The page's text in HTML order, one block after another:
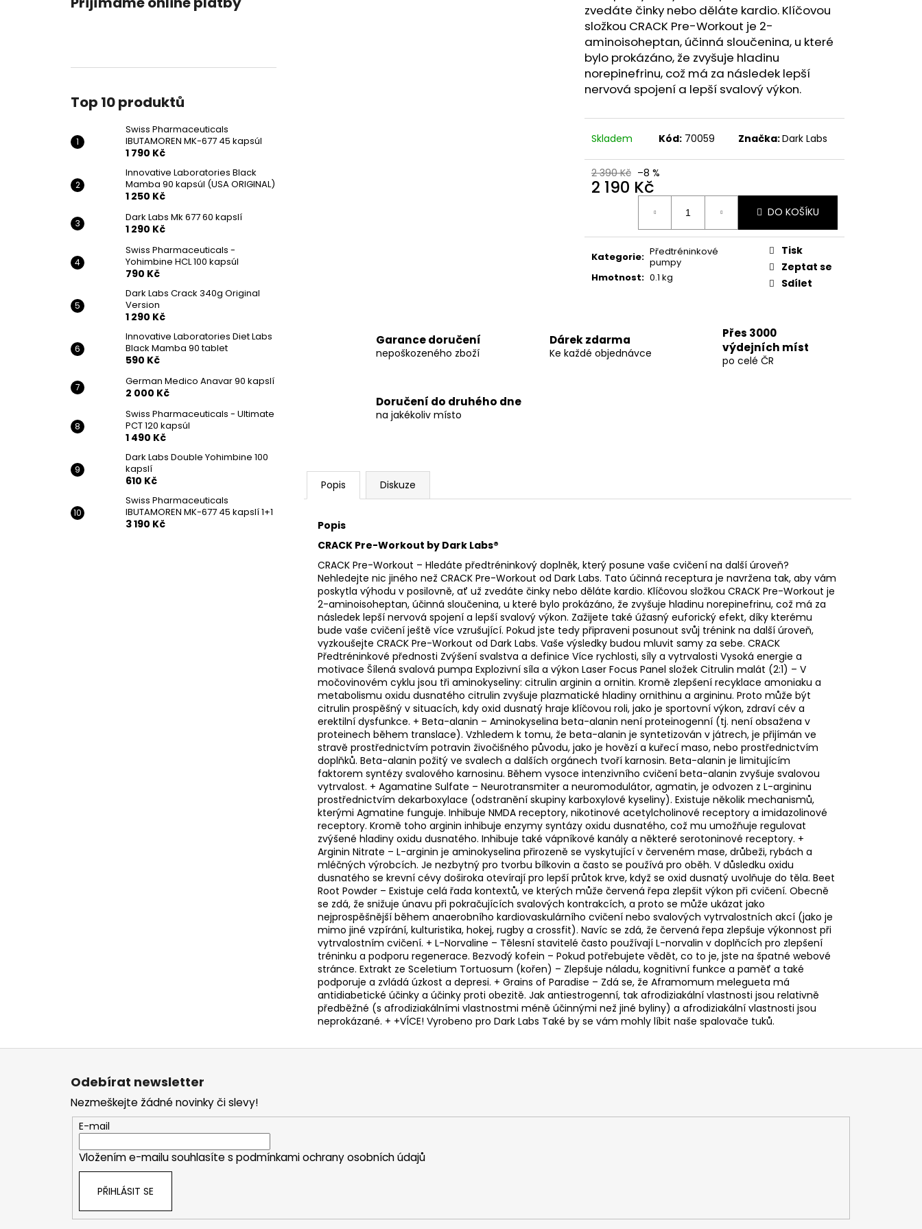
Top 10 produktů
Swiss Pharmaceuticals
IBUTAMOREN MK-677 45 kapsúl
1 790 Kč
Innovative Laboratories Black
Mamba 90 kapsúl (USA ORIGINAL)
1 250 Kč
Dark Labs Mk 677 60 kapslí
1 290 Kč
Swiss Pharmaceuticals -
Yohimbine HCL 100 kapsúl
790 Kč
Dark Labs Crack 340g Original
Version
1 290 Kč
Innovative Laboratories Diet Labs
Black Mamba 90 tablet
590 Kč
German Medico Anavar 90 kapslí
2 000 Kč
Swiss Pharmaceuticals - Ultimate
PCT 120 kapsúl
1 490 Kč
Dark Labs Double Yohimbine 100
kapslí
610 Kč
Swiss Pharmaceuticals
IBUTAMOREN MK-677 45 kapslí 1+1
3 190 Kč
zvedáte činky nebo děláte kardio. Klíčovou
složkou CRACK Pre-Workout je 2-
aminoisoheptan, účinná sloučenina, u které
bylo prokázáno, že zvyšuje hladinu
norepinefrinu, což má za následek lepší
nervová spojení a lepší svalový výkon.
Skladem Kód: 70059 Značka:Dark Labs
2 390 Kč –8 %
2 190 Kč
DO KOŠÍKU
Kategorie: Předtréninkové
pumpy
Hmotnost: 0.1 kg
Tisk
Zeptat se
Sdílet
Garance doručení
nepoškozeného zboží
Dárek zdarma
Ke každé objednávce
Přes 3000
výdejních míst
po celé ČR
Doručení do druhého dne
na jakékoliv místo
Popis Diskuze
Popis
CRACK Pre-Workout by Dark Labs®
CRACK Pre-Workout – Hledáte předtréninkový doplněk, který posune vaše cvičení na další úroveň?
Nehledejte nic jiného než CRACK Pre-Workout od Dark Labs. Tato účinná receptura je navržena tak, aby vám
poskytla výhodu v posilovně, ať už zvedáte činky nebo děláte kardio. Klíčovou složkou CRACK Pre-Workout je
2-aminoisoheptan, účinná sloučenina, u které bylo prokázáno, že zvyšuje hladinu norepinefrinu, což má za
následek lepší nervová spojení a lepší svalový výkon. Zažijete také úžasný euforický efekt, díky kterému
bude vaše cvičení ještě více vzrušující. Pokud jste tedy připraveni posunout svůj trénink na další úroveň,
vyzkoušejte CRACK Pre-Workout od Dark Labs. Vaše výsledky budou mluvit samy za sebe. CRACK
Předtréninkové přednosti Zvýšení svalstva a definice Více rychlosti, síly a vytrvalosti Vysoká energie a
motivace Šílená svalová pumpa Explozivní síla a výkon Laser Focus Panel složek Citrulin malát (2:1) – V
močovinovém cyklu jsou tři aminokyseliny: citrulin arginin a ornitin. Kromě zlepšení recyklace amoniaku a
metabolismu oxidu dusnatého citrulin zvyšuje plazmatické hladiny ornithinu a argininu. Proto může být
citrulin prospěšný v situacích, kdy oxid dusnatý hraje klíčovou roli, jako je sportovní výkon, zdraví cév a
erektilní dysfunkce. + Beta-alanin – Aminokyselina beta-alanin není proteinogenní (tj. není obsažena v
proteinech během translace). Vzhledem k tomu, že beta-alanin je syntetizován v játrech, je přijímán ve
stravě prostřednictvím potravin živočišného původu, jako je hovězí a kuřecí maso, nebo prostřednictvím
doplňků. Beta-alanin požitý ve svalech a dalších orgánech tvoří karnosin. Beta-alanin je limitujícím
faktorem syntézy svalového karnosinu. Během vysoce intenzivního cvičení beta-alanin zvyšuje svalovou
vytrvalost. + Agamatine Sulfate – Neurotransmiter a neuromodulátor, agmatin, je odvozen z L-argininu
prostřednictvím dekarboxylace (odstranění skupiny karboxylové kyseliny). Existuje několik mechanismů,
kterými Agmatine funguje. Inhibuje NMDA receptory, nikotinové acetylcholinové receptory a imidazolinové
receptory. Kromě toho arginin inhibuje enzymy syntázy oxidu dusnatého, což mu umožňuje regulovat
zvýšené hladiny oxidu dusnatého. Inhibuje také vápníkové kanály a některé serotoninové receptory. +
Arginin Nitrate – L-arginin je aminokyselina přirozeně se vyskytující v červeném mase, drůbeži, rybách a
mléčných výrobcích. Je nezbytný pro tvorbu bílkovin a často se používá pro oběh. V důsledku oxidu
dusnatého se krevní cévy doširoka otevírají pro lepší průtok krve, když se oxid dusnatý uvolňuje do těla. Beet
Root Powder – Existuje celá řada kontextů, ve kterých může červená řepa zlepšit výkon při cvičení. Obecně
se zdá, že snižuje únavu při pokračujících svalových kontrakcích, a proto se může ukázat jako
nejprospěšnější během anaerobního kardiovaskulárního cvičení nebo svalových vytrvalostních akcí (jako je
mimo jiné vzpírání, kulturistika, hokej, rugby a crossfit). Navíc se zdá, že červená řepa zlepšuje výkonnost při
vytrvalostním cvičení. + L-Norvaline – Tělesní stavitelé často používají L-norvalin v doplňcích pro zlepšení
tréninku a podporu regenerace. Bezvodý kofein – Pokud potřebujete vědět, co to je, jste na špatné webové
stránce. Extrakt ze Sceletium Tortuosum (kořen) – Zlepšuje náladu, kognitivní funkce a paměť a také
podporuje a zvládá úzkost a depresi. + Grains of Paradise – Zdá se, že Aframomum melegueta má
antidiabetické účinky a účinky proti obezitě. Jak antiestrogenní, tak afrodiziakální vlastnosti jsou relativně
předběžné (s afrodiziakálními vlastnostmi méně účinnými než jiné byliny) a afrodiziakální vlastnosti jsou
neprokázané. + +VÍCE! Vyrobeno pro Dark Labs Také by se vám mohly líbit naše spalovače tuků.
SWISS PHARMACEUTICALS IBUTAMOREN
MK-677 45 KAPSÚL
DARK LABS MK 677 60 KAPSLÍ
1 490 Kč
Z
Odebírat newsletter
Nezmeškejte žádné novinky či slevy!
E-mail
Vložením e-mailu souhlasíte s podmínkami ochrany osobních údajů
PŘIHLÁSIT SE